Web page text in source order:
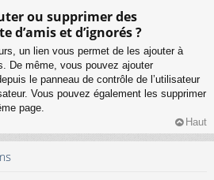
ou supprimer des
d’amis et d’ignorés ?
un lien vous permet de les ajouter à
De même, vous pouvez ajouter
le panneau de contrôle de l’utilisateur
Vous pouvez également les supprimer
page.
Haut